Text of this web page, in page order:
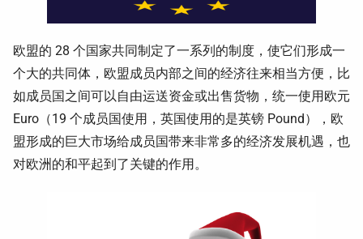
欧盟的 28 个国家共同制定了一系列的制度，使它们形成一
个大的共同体，欧盟成员内部之间的经济往来相当方便，比
如成员国之间可以自由运送资金或出售货物，统一使用欧元
Euro（19 个成员国使用，英国使用的是英镑 Pound），欧
盟形成的巨大市场给成员国带来非常多的经济发展机遇，也
对欧洲的和平起到了关键的作用。